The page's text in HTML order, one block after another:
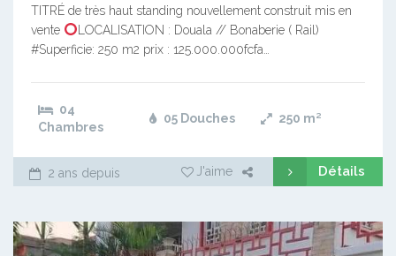
TITRÉ de très haut standing nouvellement construit mis en
vente
LOCALISATION : Douala // Bonaberie ( Rail)
#Superficie: 250 m2 prix : 125.000.000fcfa…
04
Chambres
05 Douches 250 m²
2 ans depuis J'aime Détails